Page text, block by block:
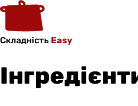
Складність Easy